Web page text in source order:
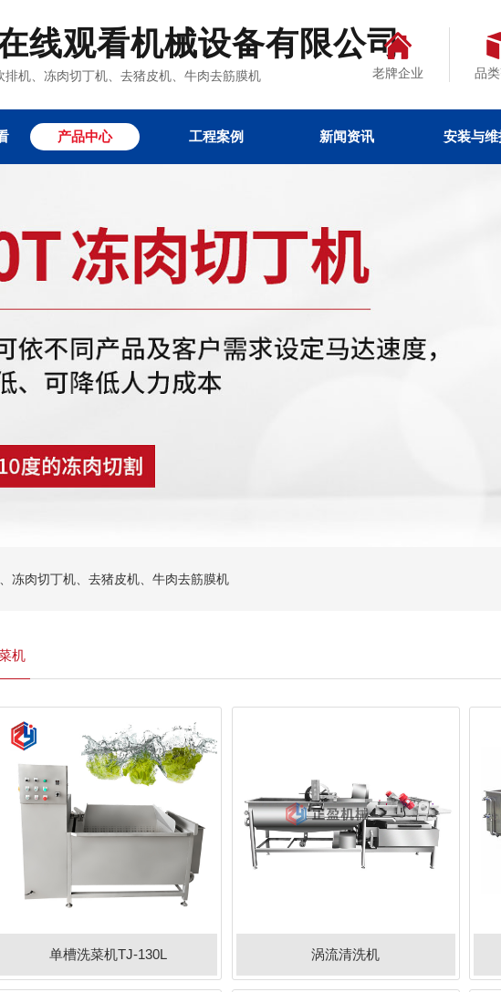
线观看机械设备有限公司
砍排机、冻肉切丁机、去猪皮机、牛肉去筋膜机 老牌企业 品
产品中心 工程案例 新闻资讯 安装与维
、冻肉切丁机、去猪皮机、牛肉去筋膜机
机
单槽洗菜机TJ-130L 涡流清洗机